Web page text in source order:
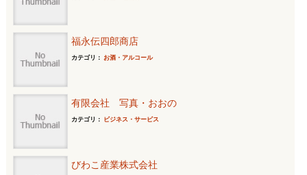
福永伝四郎商店
カテゴリ： お酒・アルコール
有限会社 写真・おおの
カテゴリ： ビジネス・サービス
びわこ産業株式会社